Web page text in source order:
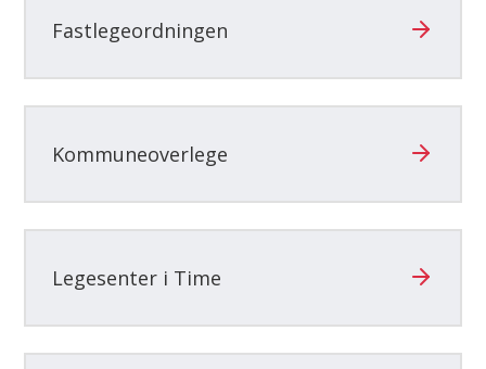
Fastlegeordningen
Kommuneoverlege
Legesenter i Time